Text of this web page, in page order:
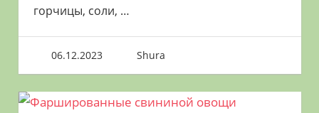
горчицы, соли, …
06.12.2023 Shura